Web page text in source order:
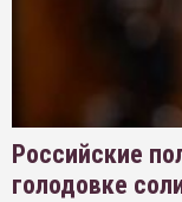
Российские
голодовке